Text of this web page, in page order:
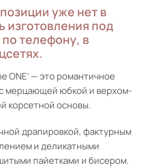
уже нет в
изготовления под
телефону, в
ONE’ — это романтичное
мерцающей юбкой и верхом-
корсетной основы.
драпировкой, фактурным
и деликатными
пайетками и бисером.